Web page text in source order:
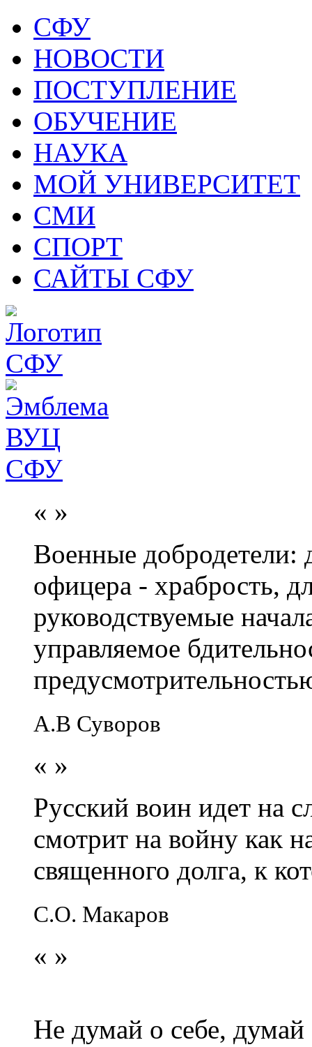
СФУ
НОВОСТИ
ПОСТУПЛЕНИЕ
ОБУЧЕНИЕ
НАУКА
МОЙ УНИВЕРСИТЕТ
СМИ
СПОРТ
САЙТЫ СФУ
« »
Военные добродетели:
офицера - храбрость,
руководствуемые
управляемое
А.В Суворов
« »
Русский воин идет на
смотрит на войну как
священного долга, к
С.О. Макаров
« »
Не думай о себе,